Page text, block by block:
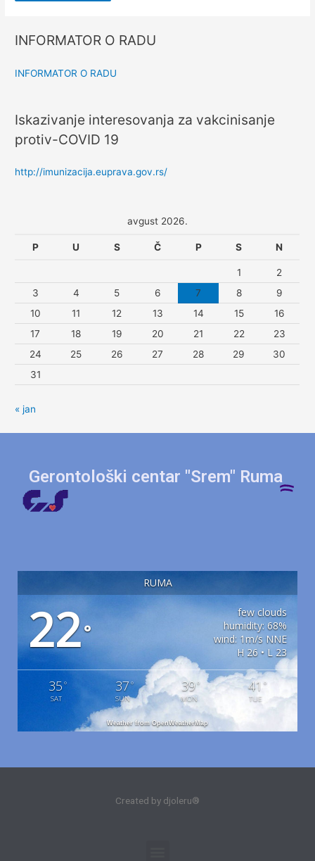
INFORMATOR O RADU
INFORMATOR O RADU
Iskazivanje interesovanja za vakcinisanje
protiv-COVID 19
http://imunizacija.euprava.gov.rs/
avgust 2026.
P U S Č P S N
1
2
3
4 5 6 7 8
9
10
11 12 13 14 15
16
17
18 19 20 21 22
23
24
25 26 27 28 29
30
31
« jan
Gerontološki centar "Srem" Ruma
RUMA
22°
few clouds
humidity: 68%
wind: 1m/s NNE
H 26 • L 23
35°
SAT
37°
SUN
39°
MON
41 °
TUE
Weather from OpenWeatherMap
Created by djoleru®